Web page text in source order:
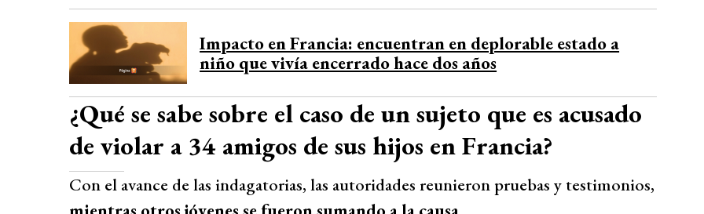
responsabilidades adicionales.
Impacto en Francia: encuentran en deplorable estado a
niño que vivía encerrado hace dos años
¿Qué se sabe sobre el caso de un sujeto que es acusado
de violar a 34 amigos de sus hijos en Francia?
Con el avance de las indagatorias, las autoridades reunieron pruebas y testimonios,